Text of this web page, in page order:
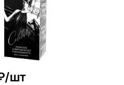
шт